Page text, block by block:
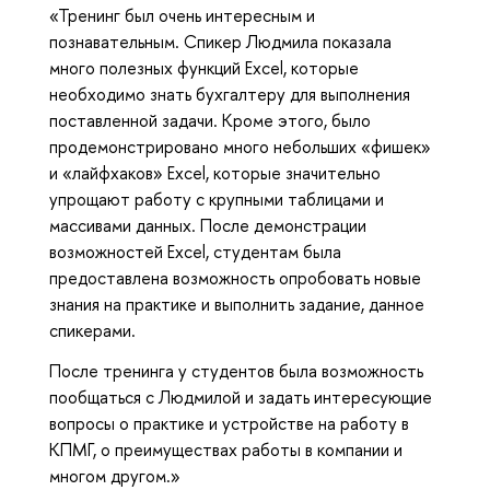
«Тренинг был очень интересным и
познавательным. Спикер Людмила показала
много полезных функций Excel, которые
необходимо знать бухгалтеру для выполнения
поставленной задачи. Кроме этого, было
продемонстрировано много небольших «фишек»
и «лайфхаков» Excel, которые значительно
упрощают работу с крупными таблицами и
массивами данных. После демонстрации
возможностей Excel, студентам была
предоставлена возможность опробовать новые
знания на практике и выполнить задание, данное
спикерами.
После тренинга у студентов была возможность
пообщаться с Людмилой и задать интересующие
вопросы о практике и устройстве на работу в
КПМГ, о преимуществах работы в компании и
многом другом.»